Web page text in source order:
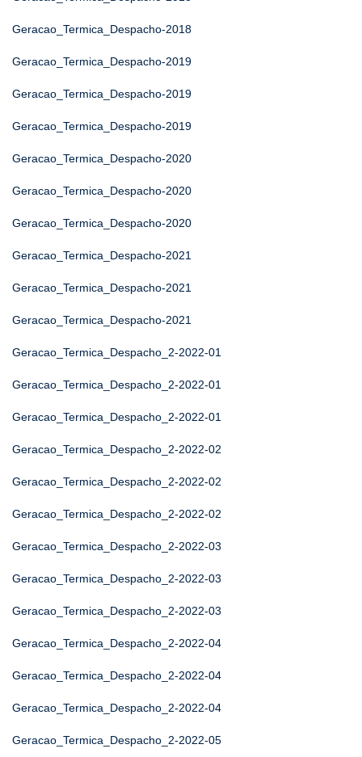
Geracao_Termica_Despacho-2018
Geracao_Termica_Despacho-2019
Geracao_Termica_Despacho-2019
Geracao_Termica_Despacho-2019
Geracao_Termica_Despacho-2020
Geracao_Termica_Despacho-2020
Geracao_Termica_Despacho-2020
Geracao_Termica_Despacho-2021
Geracao_Termica_Despacho-2021
Geracao_Termica_Despacho-2021
Geracao_Termica_Despacho_2-2022-01
Geracao_Termica_Despacho_2-2022-01
Geracao_Termica_Despacho_2-2022-01
Geracao_Termica_Despacho_2-2022-02
Geracao_Termica_Despacho_2-2022-02
Geracao_Termica_Despacho_2-2022-02
Geracao_Termica_Despacho_2-2022-03
Geracao_Termica_Despacho_2-2022-03
Geracao_Termica_Despacho_2-2022-03
Geracao_Termica_Despacho_2-2022-04
Geracao_Termica_Despacho_2-2022-04
Geracao_Termica_Despacho_2-2022-04
Geracao_Termica_Despacho_2-2022-05